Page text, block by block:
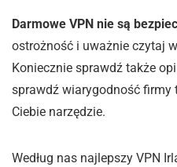
Darmowe VPN nie są
ostrożność i uważnie czytaj
Koniecznie sprawdź także
sprawdź wiarygodność firmy
Ciebie narzędzie.
Według nas najlepszy VPN